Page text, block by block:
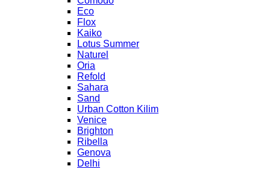
Eco
Flox
Kaiko
Lotus Summer
Naturel
Oria
Refold
Sahara
Sand
Urban Cotton Kilim
Venice
Brighton
Ribella
Genova
Delhi